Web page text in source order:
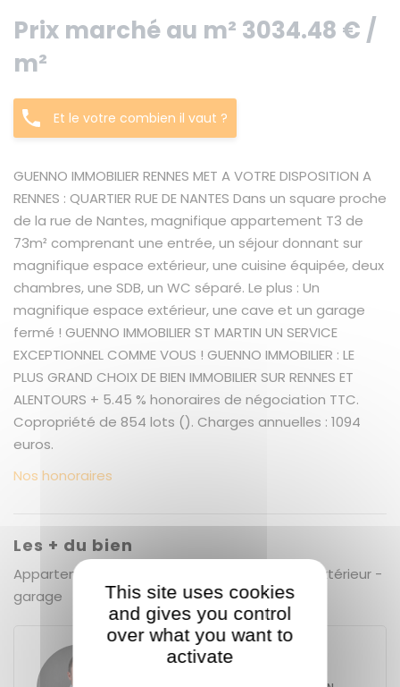
Prix marché au m² 3034.48 € /
m²
Et le votre combien il vaut ?
GUENNO IMMOBILIER RENNES MET A VOTRE DISPOSITION A
RENNES : QUARTIER RUE DE NANTES Dans un square proche
de la rue de Nantes, magnifique appartement T3 de
73m² comprenant une entrée, un séjour donnant sur
magnifique espace extérieur, une cuisine équipée, deux
chambres, une SDB, un WC séparé. Le plus : Un
magnifique espace extérieur, une cave et un garage
fermé ! GUENNO IMMOBILIER ST MARTIN UN SERVICE
EXCEPTIONNEL COMME VOUS ! GUENNO IMMOBILIER : LE
PLUS GRAND CHOIX DE BIEN IMMOBILIER SUR RENNES ET
ALENTOURS + 5.45 % honoraires de négociation TTC.
Copropriété de 854 lots (). Charges annuelles : 1094
euros.
Nos honoraires
Les + du bien
Appartement entièrement rénové - espace extérieur -
garage
Antoine GUENNO
This site uses cookies
and gives you control
over what you want to
activate